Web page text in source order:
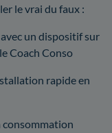
le vrai du faux :
un dispositif sur
Coach Conso
rapide en
consommation